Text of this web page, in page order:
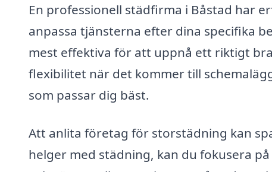
En professionell städfirma i Båstad har
anpassa tjänsterna efter dina specifika
mest effektiva för att uppnå ett riktigt
flexibilitet när det kommer till
som passar dig bäst.
Att anlita företag för storstädning kan
helger med städning, kan du fokusera